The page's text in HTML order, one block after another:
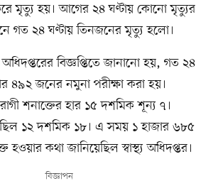
মৃত্যু হয়। আগের ২৪ ঘণ্টায় কোনো মৃত্যুর
গত ২৪ ঘণ্টায় তিনজনের মৃত্যু হলো।
বিজ্ঞপ্তিতে জানানো হয়, গত ২৪
৪৯২ জনের নমুনা পরীক্ষা করা হয়।
শনাক্তের হার ১৫ দশমিক শূন্য ৭।
১২ দশমিক ১৮। এ সময় ১ হাজার ৬৮৫
কথা জানিয়েছিল স্বাস্থ্য অধিদপ্তর।